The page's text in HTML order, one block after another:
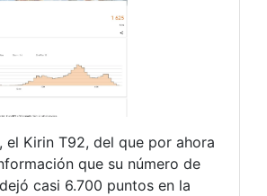
el Kirin T92, del que por ahora
que su número de
casi 6.700 puntos en la